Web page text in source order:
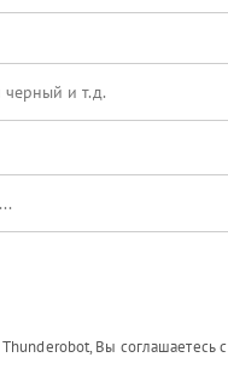
Вы соглашаетесь с